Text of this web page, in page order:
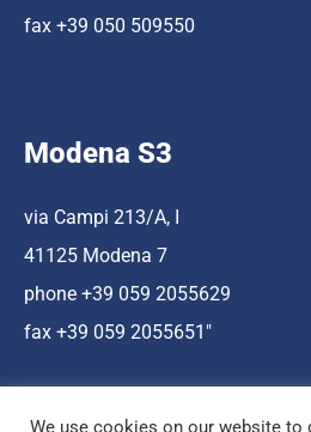
fax +39 050 509550
Modena S3
via Campi 213/A, I
41125 Modena 7
phone +39 059 2055629
fax +39 059 2055651″
We use cookies on our website to